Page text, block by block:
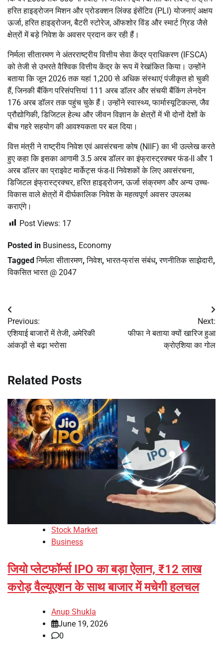
हरित हाइड्रोजन मिशन और प्रोडक्शन लिंक्ड इंसेंटिव (PLI) योजनाएं अक्षय
ऊर्जा, हरित हाइड्रोजन, बैटरी स्टोरेज, ऑफशोर विंड और स्मार्ट ग्रिड जैसे
क्षेत्रों में बड़े निवेश के अवसर प्रदान कर रही हैं।
निर्मला सीतारमण ने अंतरराष्ट्रीय वित्तीय सेवा केंद्र प्राधिकरण (IFSCA)
को तेजी से उभरते वैश्विक वित्तीय केंद्र के रूप में रेखांकित किया। उन्होंने
बताया कि जून 2026 तक यहां 1,200 से अधिक संस्थाएं पंजीकृत हो चुकी
हैं, जिनकी बैंकिंग परिसंपत्तियां 111 अरब डॉलर और संचयी बैंकिंग लेनदेन
176 अरब डॉलर तक पहुंच चुके हैं। उन्होंने स्वास्थ्य, फार्मास्यूटिकल्स, जैव
प्रौद्योगिकी, डिजिटल हेल्थ और जीवन विज्ञान के क्षेत्रों में भी दोनों देशों के
बीच गहरे सहयोग की आवश्यकता पर बल दिया।
वित्त मंत्री ने राष्ट्रीय निवेश एवं अवसंरचना कोष (NIIF) का भी उल्लेख करते
हुए कहा कि इसका आगामी 3.5 अरब डॉलर का इंफ्रास्ट्रक्चर फंड-II और 1
अरब डॉलर का प्राइवेट मार्केट्स फंड-II निवेशकों के लिए अवसंरचना,
डिजिटल इंफ्रास्ट्रक्चर, हरित हाइड्रोजन, ऊर्जा संक्रमण और अन्य उच्च-
विकास वाले क्षेत्रों में दीर्घकालिक निवेश के महत्वपूर्ण अवसर उपलब्ध
कराएंगे।
Post Views: 17
Posted in Business, Economy
Taggedनिर्मला सीतारमण,निवेश, भारत-फ्रांस संबंध,रणनीतिक साझेदारी,
विकसित भारत @ 2047
Post
navigation
Previous:
एशियाई बाजारों में तेजी, अमेरिकी
आंकड़ों से बढ़ा भरोसा
Next:
फीफा ने बताया क्यों खारिज हुआ
क्रोएशिया का गोल
Related Posts
Stock Market
Business
जियो प्लेटफॉर्म्स IPO का बड़ा ऐलान, ₹12 लाख
करोड़ वैल्यूएशन के साथ बाजार में मचेगी हलचल
Anup Shukla
June 19, 2026
0